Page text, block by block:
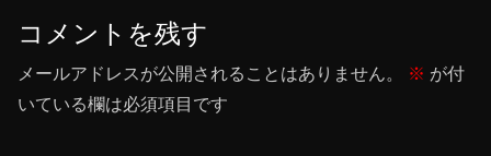
コメントを残す
メールアドレスが公開されることはありません。 ※ が付
いている欄は必須項目です